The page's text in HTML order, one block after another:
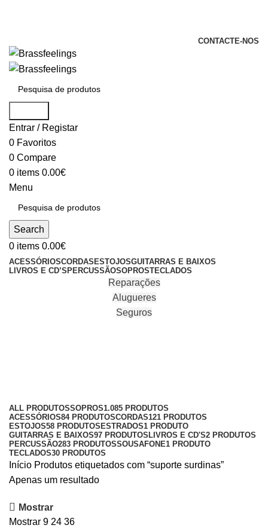
CONTACTE-NOS
Entrar / Registar
0 Favoritos
0 Compare
0 items 0.00€
Menu
Search
0 items 0.00€
ACESSÓRIOSCORDAS ESTOJOSGUITARRAS E BAIXOS
LIVROS E CD’S PERCUSSÃOSOPROSTECLADOS
Reparações
Alugueres
Seguros
ALL PRODUTOSSOPROS1.085 PRODUTOS
ACESSÓRIOS84 PRODUTOSCORDAS121 PRODUTOS
ESTOJOS58 PRODUTOS ESTRADOS1 PRODUTO
GUITARRAS E BAIXOS97 PRODUTOS LIVROS E CD'S2 PRODUTOS
PERCUSSÃO283 PRODUTOSSOUSAFONE1 PRODUTO
TECLADOS30 PRODUTOS
Início Produtos etiquetados com “suporte surdinas”
Apenas um resultado
Mostrar
Mostrar 9 24 36